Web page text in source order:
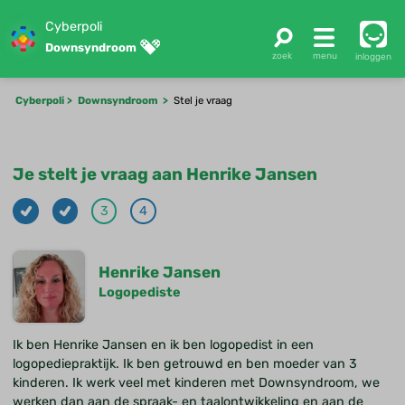
Cyberpoli
Downsyndroom
inloggen
Cyberpoli Downsyndroom Stel je vraag
Je stelt je vraag aan Henrike Jansen
3 4
Henrike Jansen
Logopediste
Ik ben Henrike Jansen en ik ben logopedist in een
logopediepraktijk. Ik ben getrouwd en ben moeder van 3
kinderen. Ik werk veel met kinderen met Downsyndroom, we